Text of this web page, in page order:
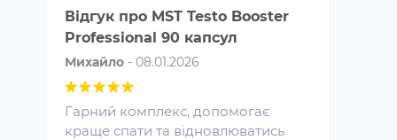
Відгук про MST Testo Booster
Professional 90 капсул
Михайло - 08.01.2026
Гарний комплекс, допомогає
краще спати та відновлюватись